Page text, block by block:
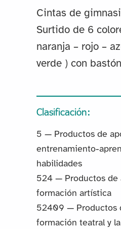
Cintas de
Surtido de 6
naranja – rojo –
verde ) con
Clasificación:
5 — Productos de
entrenamiento-
habilidades
524 — Productos de
formación artística
52409 — Productos
formación teatral y